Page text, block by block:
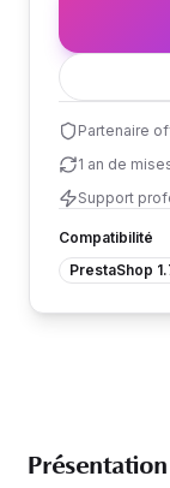
Partenaire
1 an de
Support
Compatibilité
PrestaShop
Présentation